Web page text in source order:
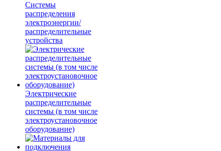
Системы
распределения
электроэнергии/
распределительные
устройства
Электрические
распределительные
системы (в том числе
электроустановочное
оборудование)